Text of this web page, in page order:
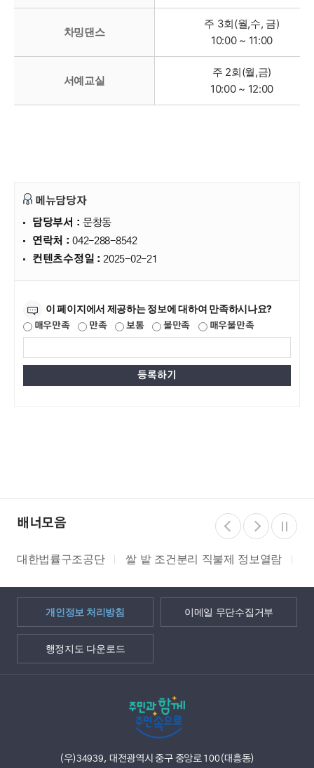
차밍댄스
주 3회(월,수, 금)
10:00 ~ 11:00
서예교실
주 2회(월,금)
10:00 ~ 12:00
메뉴담당자
담당부서 : 문창동
연락처 :042-288-8542
컨텐츠수정일 : 2025-02-21
이 페이지에서 제공하는 정보에 대하여 만족하시나요?
매우만족 만족 보통 불만족 매우불만족
배너모음
률구조공단 쌀 밭 조건분리 직불제 정보열람 지적측량
개인정보 처리방침 이메일 무단수집거부
행정지도 다운로드
(우)34939, 대전광역시 중구 중앙로 100(대흥동)